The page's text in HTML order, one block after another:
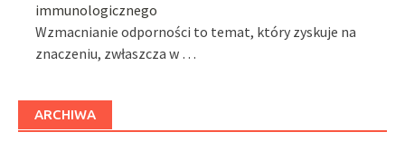
immunologicznego
Wzmacnianie odporności to temat, który zyskuje na
znaczeniu, zwłaszcza w …
ARCHIWA